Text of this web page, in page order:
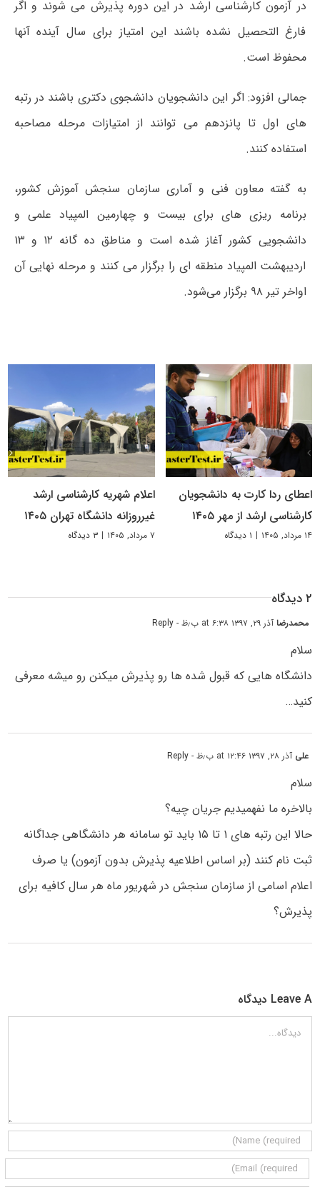
در آزمون کارشناسی ارشد در این دوره پذیرش می شوند و اگر
فارغ التحصیل نشده باشند این امتیاز برای سال آینده آنها
محفوظ است.
جمالی افزود: اگر این دانشجویان دانشجوی دکتری باشند در رتبه
های اول تا پانزدهم می توانند از امتیازات مرحله مصاحبه
استفاده کنند.
به گفته معاون فنی و آماری سازمان سنجش آموزش کشور،
برنامه ریزی های برای بیست و چهارمین المپیاد علمی و
دانشجویی کشور آغاز شده است و مناطق ده گانه ۱۲ و ۱۳
اردیبهشت المپیاد منطقه ای را برگزار می کنند و مرحله نهایی آن
اواخر تیر ۹۸ برگزار می‌شود.
اعطای ردا کارت به دانشجویان
کارشناسی ارشد از مهر ۱۴۰۵
۱۴ مرداد, ۱۴۰۵ | ۱ دیدگاه
اعلام شهریه کارشناسی ارشد
غیرروزانه دانشگاه تهران ۱۴۰۵
۷ مرداد, ۱۴۰۵ | ۳ دیدگاه
۲ دیدگاه
محمدرضاآذر ۲۹, ۱۳۹۷ at ۶:۳۸ ب٫ظ - Reply
سلام
دانشگاه هایی که قبول شده ها رو پذیرش میکنن رو میشه معرفی
کنید…
علی آذر ۲۸, ۱۳۹۷ at ۱۲:۴۶ ب٫ظ - Reply
سلام
بالاخره ما نفهمیدیم جریان چیه؟
حالا این رتبه های ۱ تا ۱۵ باید تو سامانه هر دانشگاهی جداگانه
ثبت نام کنند (بر اساس اطلاعیه پذیرش بدون آزمون) یا صرف
اعلام اسامی از سازمان سنجش در شهریور ماه هر سال کافیه برای
پذیرش؟
Leave A دیدگاه
دیدگاه